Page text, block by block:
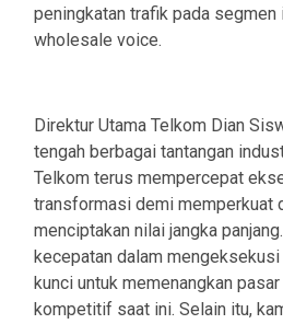
peningkatan trafik pada segmen
wholesale voice.
Direktur Utama Telkom Dian
tengah berbagai tantangan
Telkom terus mempercepat
transformasi demi memperkuat
menciptakan nilai jangka
kecepatan dalam
kunci untuk memenangkan
kompetitif saat ini. Selain itu,